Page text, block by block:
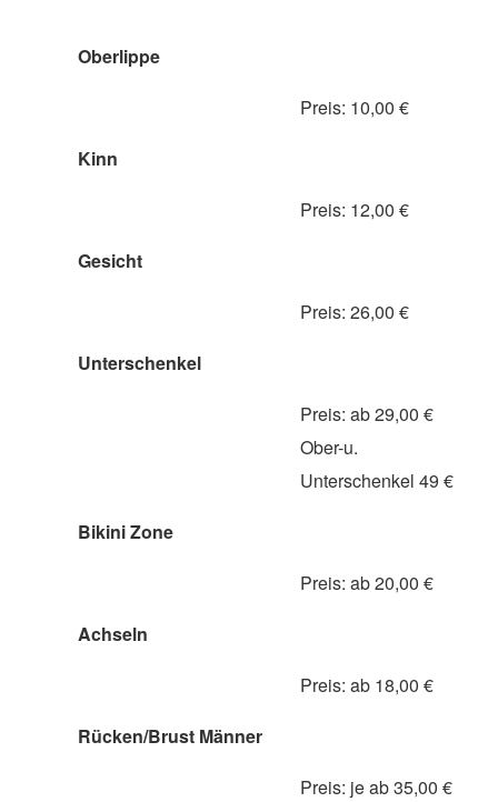
Oberlippe
Preis: 10,00 €
Kinn
Preis: 12,00 €
Gesicht
Preis: 26,00 €
Unterschenkel
Preis: ab 29,00 €
Ober-u.
Unterschenkel 49 €
Bikini Zone
Preis: ab 20,00 €
Achseln
Preis: ab 18,00 €
Rücken/Brust Männer
Preis: je ab 35,00 €